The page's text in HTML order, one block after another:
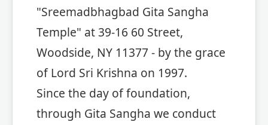
"Sreemadbhagbad Gita Sangha
Temple" at 39-16 60 Street,
Woodside, NY 11377 - by the grace
of Lord Sri Krishna on 1997.
Since the day of foundation,
through Gita Sangha we conduct